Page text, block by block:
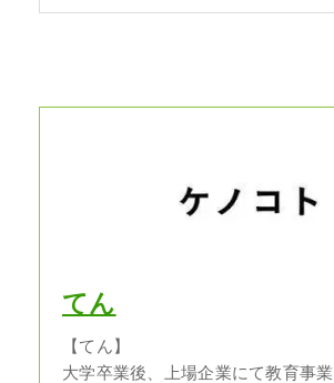
てん
【てん】
大学卒業後、上場企業にて教育事